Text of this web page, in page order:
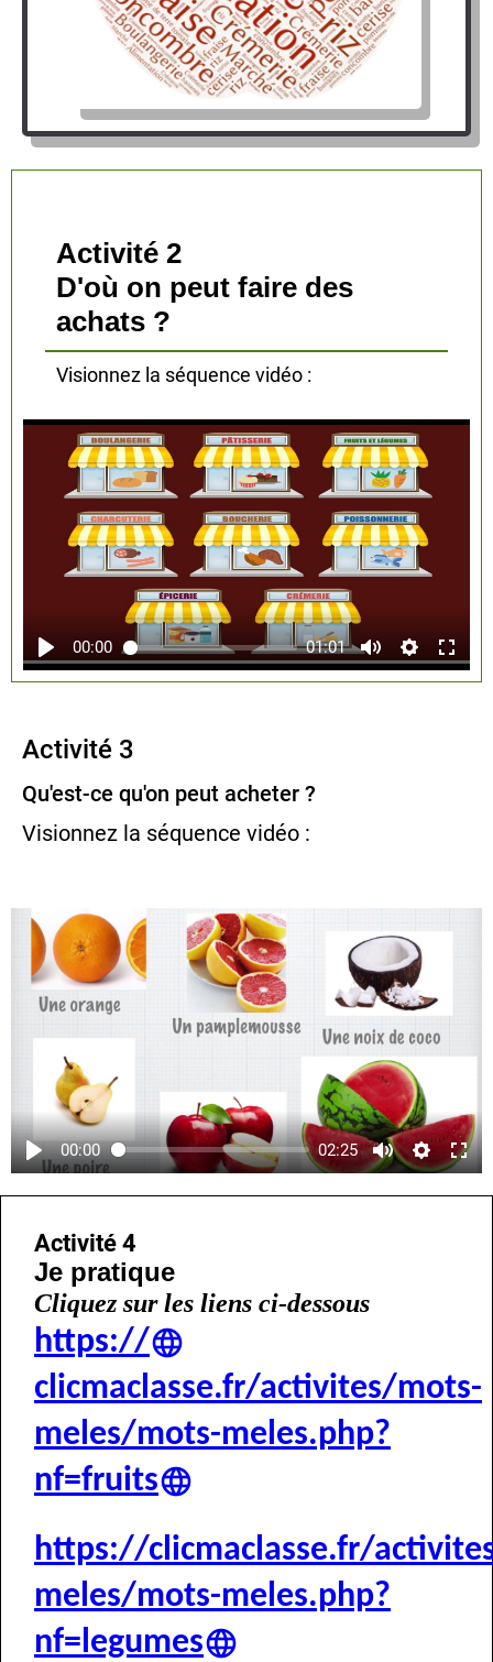
Activité 2
D'où on peut faire des
achats ?
Visionnez la séquence vidéo :
00:00 01:01
Activité 3
Qu'est-ce qu'on peut acheter ?
Visionnez la séquence vidéo :
00:00 02:25
Activité 4
Je pratique
Cliquez sur les liens ci-dessous
https://
clicmaclasse.fr/activites/mots-
meles/mots-meles.php?
nf=fruits
https://clicmaclasse.fr/
meles/mots-meles.php?
nf=legumes